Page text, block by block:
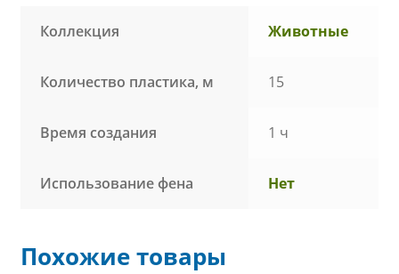
Коллекция Животные
Количество пластика, м 15
Время создания 1 ч
Использование фена Нет
Похожие товары